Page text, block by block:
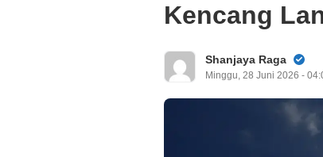
Kencang
Shanjaya Raga
Minggu, 28 Juni 2026 -